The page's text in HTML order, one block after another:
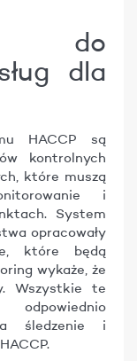
do
dla
HACCP są
kontrolnych
które muszą
i
System
opracowały
które będą
wykaże, że
Wszystkie te
śledzenie i